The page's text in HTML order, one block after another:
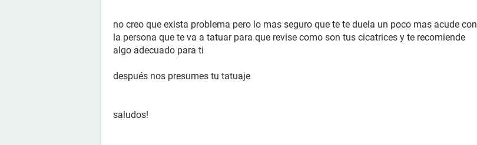
no creo que exista problema pero lo mas seguro que te te duela un poco mas acude con
la persona que te va a tatuar para que revise como son tus cicatrices y te recomiende
algo adecuado para ti
después nos presumes tu tatuaje
saludos!